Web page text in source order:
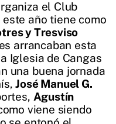
el Club
este año tiene como
y Tresviso
arrancaban esta
Iglesia de Cangas
una buena jornada
José Manuel G.
Agustín
viene siendo